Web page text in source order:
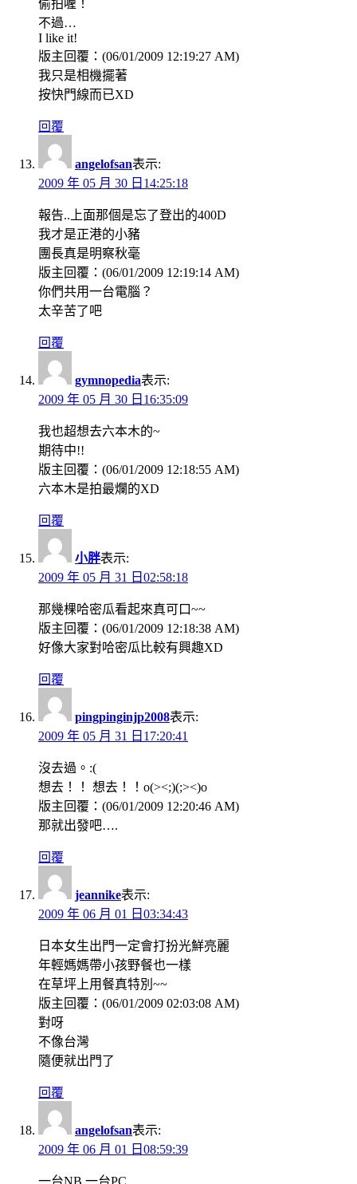
偷拍喔！
不過…
I like it!
版主回覆：(06/01/2009 12:19:27 AM)
我只是相機擺著
按快門線而已XD
回覆
angelofsan表示:
2009 年 05 月 30 日14:25:18
報告..上面那個是忘了登出的400D
我才是正港的小豬
團長真是明察秋毫
版主回覆：(06/01/2009 12:19:14 AM)
你們共用一台電腦？
太辛苦了吧
回覆
gymnopedia表示:
2009 年 05 月 30 日16:35:09
我也超想去六本木的~
期待中!!
版主回覆：(06/01/2009 12:18:55 AM)
六本木是拍最爛的XD
回覆
小胖表示:
2009 年 05 月 31 日02:58:18
那幾棵哈密瓜看起來真可口~~
版主回覆：(06/01/2009 12:18:38 AM)
好像大家對哈密瓜比較有興趣XD
回覆
pingpinginjp2008表示:
2009 年 05 月 31 日17:20:41
沒去過。:(
想去！！ 想去！！o(><;)(;><)o
版主回覆：(06/01/2009 12:20:46 AM)
那就出發吧….
回覆
jeannike表示:
2009 年 06 月 01 日03:34:43
日本女生出門一定會打扮光鮮亮麗
年輕媽媽帶小孩野餐也一樣
在草坪上用餐真特別~~
版主回覆：(06/01/2009 02:03:08 AM)
對呀
不像台灣
隨便就出門了
回覆
angelofsan表示:
2009 年 06 月 01 日08:59:39
一台NB,一台PC